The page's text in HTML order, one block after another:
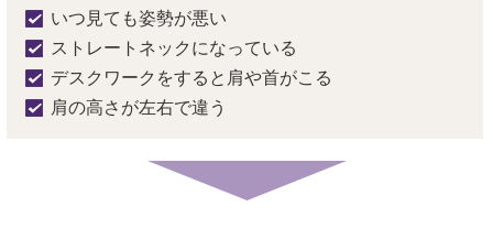
いつ見ても姿勢が悪い
ストレートネックになっている
デスクワークをすると肩や首がこる
肩の高さが左右で違う